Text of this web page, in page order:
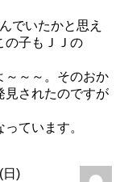
でいたかと思え
の子もＪＪの
～～～。そのおか
見されたのですが
ています。
日)